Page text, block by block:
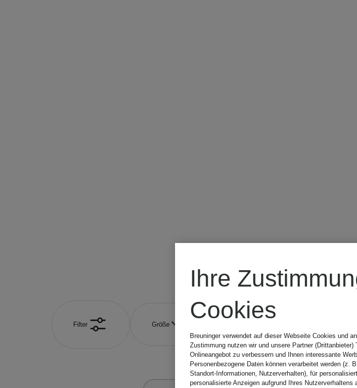
Filter Größe
Ihre
Cookies
Breuninger verwendet auf dieser Webseite Cookies und
Zustimmung nutzen wir und unsere Partner
Onlineangebot zu verbessern und Ihnen interessante
Personenbezogene Daten können verarbeitet werden (z.
Standort-Informationen, Nutzerverhalten), für
personalisierte Anzeigen aufgrund Ihres